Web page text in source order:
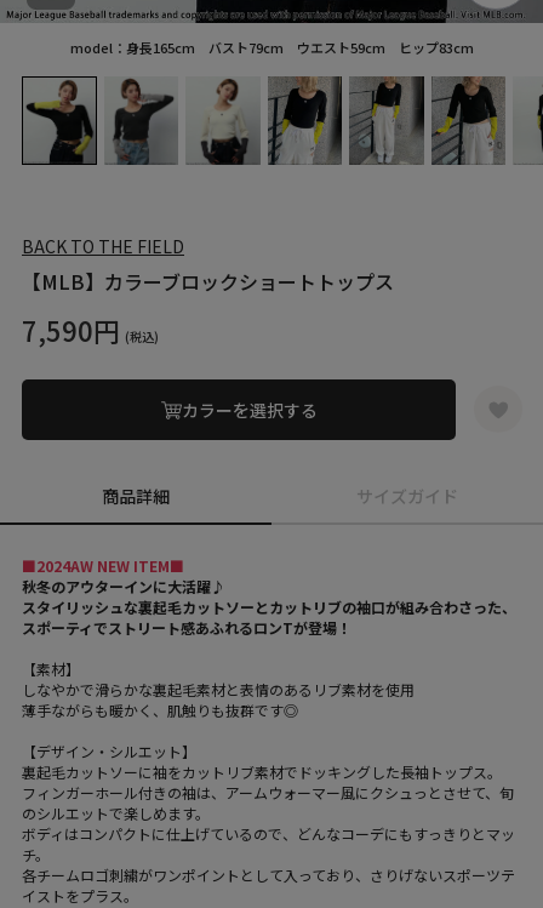
model：身長165cm バスト79cm ウエスト59cm ヒップ83cm
BACK TO THE FIELD
【MLB】カラーブロックショートトップス
7,590円 (税込)
カラーを選択する
商品詳細 サイズガイド
■2024AW NEW ITEM■
秋冬のアウターインに大活躍♪
スタイリッシュな裏起毛カットソーとカットリブの袖口が組み合わさった、
スポーティでストリート感あふれるロンTが登場！
【素材】
しなやかで滑らかな裏起毛素材と表情のあるリブ素材を使用
薄手ながらも暖かく、肌触りも抜群です◎
【デザイン・シルエット】
裏起毛カットソーに袖をカットリブ素材でドッキングした長袖トップス。
フィンガーホール付きの袖は、アームウォーマー風にクシュっとさせて、旬
のシルエットで楽しめます。
ボディはコンパクトに仕上げているので、どんなコーデにもすっきりとマッ
チ。
各チームロゴ刺繍がワンポイントとして入っており、さりげないスポーツテ
イストをプラス。